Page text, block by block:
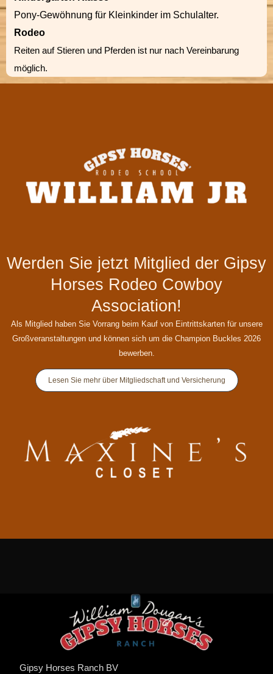
Pony-Gewöhnung für Kleinkinder im Schulalter.
Rodeo
Reiten auf Stieren und Pferden ist nur nach Vereinbarung
möglich.
Werden Sie jetzt Mitglied der Gipsy
Horses Rodeo Cowboy
Association!
Als Mitglied haben Sie Vorrang beim Kauf von Eintrittskarten für unsere
Großveranstaltungen und können sich um die Champion Buckles 2026
bewerben.
Lesen Sie mehr über Mitgliedschaft und Versicherung
Gipsy Horses Ranch BV